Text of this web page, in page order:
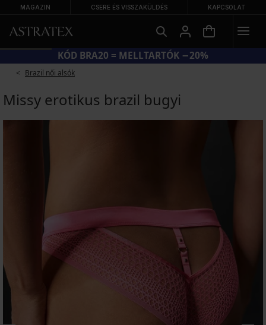
MAGAZIN CSERE ÉS VISSZAKÜLDÉS KAPCSOLAT
KÓD BRA20 = MELLTARTÓK −20%
Brazil női alsók
Missy erotikus brazil bugyi